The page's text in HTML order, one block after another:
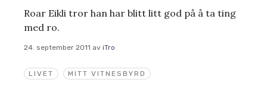
LIVET MITT VITNESBYRD
Roar Eikli tror han har blitt litt god på å ta ting
med ro.
24. september 2011 av iTro